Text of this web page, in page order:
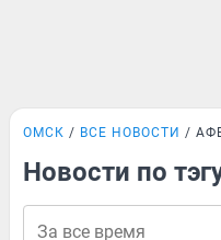
ОМСК ВСЕ НОВОСТИ
Новости по